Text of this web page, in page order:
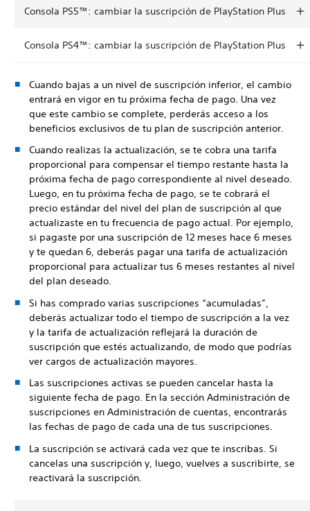
Consola PS5™: cambiar la suscripción de PlayStation Plus
Consola PS4™: cambiar la suscripción de PlayStation Plus
Cuando bajas a un nivel de suscripción inferior, el cambio
entrará en vigor en tu próxima fecha de pago. Una vez
que este cambio se complete, perderás acceso a los
beneficios exclusivos de tu plan de suscripción anterior.
Cuando realizas la actualización, se te cobra una tarifa
proporcional para compensar el tiempo restante hasta la
próxima fecha de pago correspondiente al nivel deseado.
Luego, en tu próxima fecha de pago, se te cobrará el
precio estándar del nivel del plan de suscripción al que
actualizaste en tu frecuencia de pago actual. Por ejemplo,
si pagaste por una suscripción de 12 meses hace 6 meses
y te quedan 6, deberás pagar una tarifa de actualización
proporcional para actualizar tus 6 meses restantes al nivel
del plan deseado.
Si has comprado varias suscripciones “acumuladas”,
deberás actualizar todo el tiempo de suscripción a la vez
y la tarifa de actualización reflejará la duración de
suscripción que estés actualizando, de modo que podrías
ver cargos de actualización mayores.
Las suscripciones activas se pueden cancelar hasta la
siguiente fecha de pago. En la sección Administración de
suscripciones en Administración de cuentas, encontrarás
las fechas de pago de cada una de tus suscripciones.
La suscripción se activará cada vez que te inscribas. Si
cancelas una suscripción y, luego, vuelves a suscribirte, se
reactivará la suscripción.